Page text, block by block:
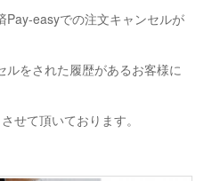
Pay-easyでの注文キャンセルが
をされた履歴があるお客様に
せて頂いております。